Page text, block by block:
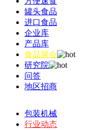
罐头食品
进口食品
企业库
产品库
食品展会
研究院
问答
地区招商
包装机械
行业动态